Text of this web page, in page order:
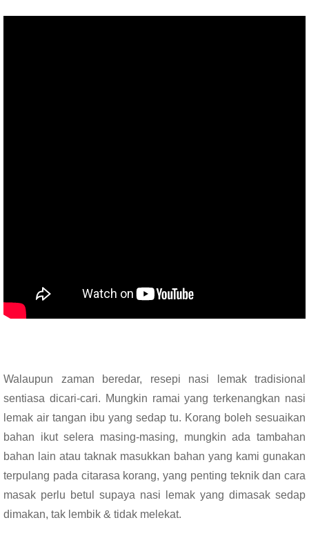
Walaupun zaman beredar, resepi nasi lemak tradisional
sentiasa dicari-cari. Mungkin ramai yang terkenangkan nasi
lemak air tangan ibu yang sedap tu. Korang boleh sesuaikan
bahan ikut selera masing-masing, mungkin ada tambahan
bahan lain atau taknak masukkan bahan yang kami gunakan
terpulang pada citarasa korang, yang penting teknik dan cara
masak perlu betul supaya nasi lemak yang dimasak sedap
dimakan, tak lembik & tidak melekat.